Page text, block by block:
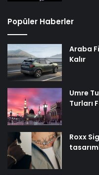
Popüler Haberler
Araba
Kalır
Umre
Turları
Roxx